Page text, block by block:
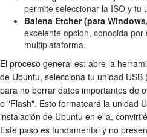
permite seleccionar la ISO y tu
Balena Etcher (para
excelente opción, conocida
multiplataforma.
El proceso general es: abre la
de Ubuntu, selecciona tu unidad
para no borrar datos importantes de
o "Flash". Esto formateará la unidad
instalación de Ubuntu en ella,
Este paso es fundamental y no